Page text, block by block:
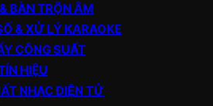
BÀN TRỘN ÂM
& XỬ LÝ KARAOKE
CÔNG SUẤT
HIỆU
NHẠC ĐIỆN TỬ